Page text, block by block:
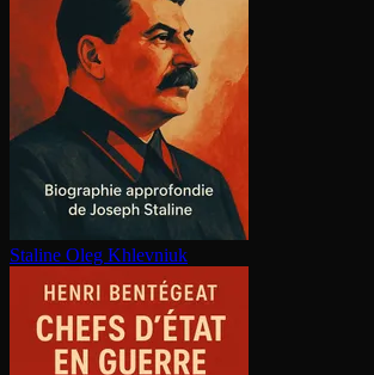
Staline Oleg Khlevniuk